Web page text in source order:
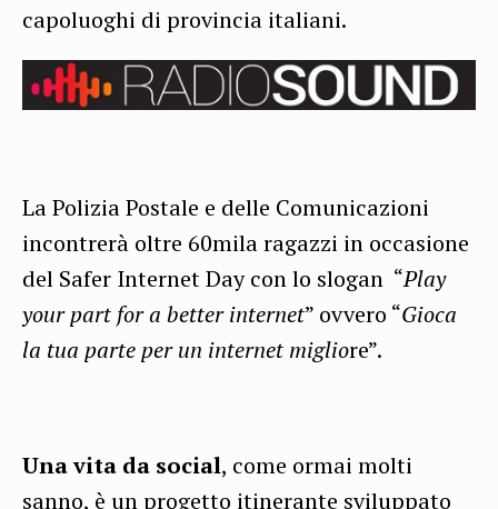
capoluoghi di provincia italiani.
La Polizia Postale e delle Comunicazioni
incontrerà oltre 60mila ragazzi in occasione
del Safer Internet Day con lo slogan “Play
your part for a better internet” ovvero “Gioca
la tua parte per un internet migliore”.
Una vita da social, come ormai molti
sanno, è un progetto itinerante sviluppato